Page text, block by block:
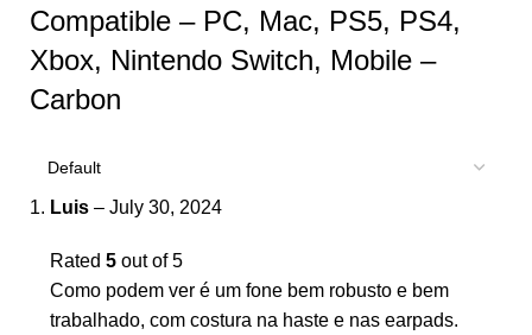
Compatible – PC, Mac, PS5, PS4,
Xbox, Nintendo Switch, Mobile –
Carbon
Luis – July 30, 2024
Rated 5 out of 5
Como podem ver é um fone bem robusto e bem
trabalhado, com costura na haste e nas earpads.